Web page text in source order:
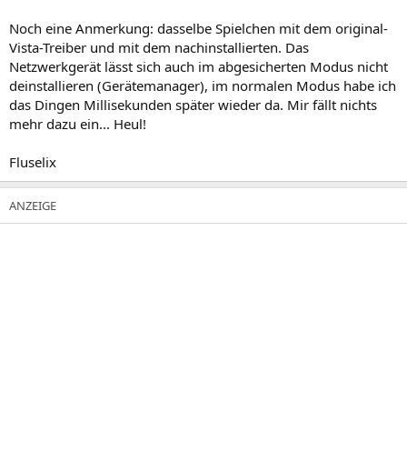
Noch eine Anmerkung: dasselbe Spielchen mit dem original-
Vista-Treiber und mit dem nachinstallierten. Das
Netzwerkgerät lässt sich auch im abgesicherten Modus nicht
deinstallieren (Gerätemanager), im normalen Modus habe ich
das Dingen Millisekunden später wieder da. Mir fällt nichts
mehr dazu ein... Heul!
Fluselix